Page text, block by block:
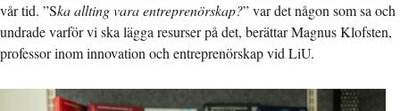
vår tid. ”Ska allting vara entreprenörskap?” var det någon som sa och
undrade varför vi ska lägga resurser på det, berättar Magnus Klofsten,
professor inom innovation och entreprenörskap vid LiU.